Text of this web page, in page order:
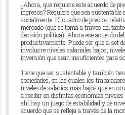
¿Ahora, qué requiere este acuerdo de
ingresos? Requiere que sea
socialmente. El cuadro de precios
mercado (que se toma a través del
decisión política). Ahora ese acuerdo
productivamente. Puede ser que el set
involucre niveles salariales bajos,
inversión que sean insuficientes para
Tiene que ser sustentable y también
sociedades, en las cuales los
niveles de salarios más bajos que en
a recibir en distintas economías
ahí hay un juego de estabilidad y de
acuerdo que se refleja a través de la